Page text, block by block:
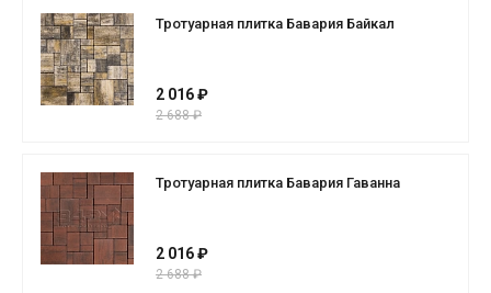
Тротуарная плитка Бавария Байкал
2 016 ₽
2 688 ₽
Тротуарная плитка Бавария Гаванна
2 016 ₽
2 688 ₽